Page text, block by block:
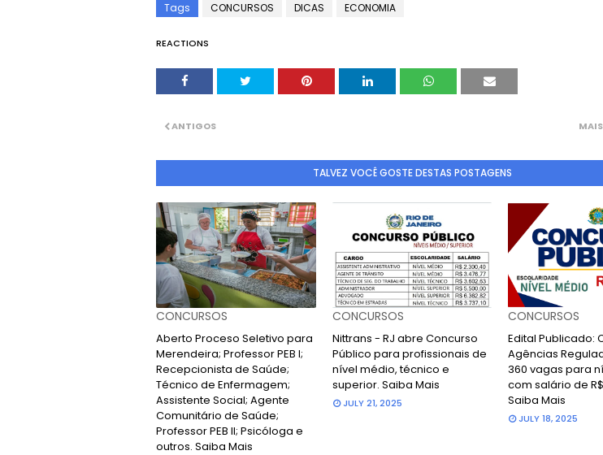
Tags CONCURSOS DICAS ECONOMIA
REACTIONS
ANTIGOS
TALVEZ VOCÊ GOSTE DESTAS POSTAGENS
CONCURSOS
Aberto Proceso Seletivo para
Merendeira; Professor PEB I;
Recepcionista de Saúde;
Técnico de Enfermagem;
Assistente Social; Agente
Comunitário de Saúde;
Professor PEB II; Psicóloga e
outros. Saiba Mais
CONCURSOS
Nittrans - RJ abre Concurso
Público para profissionais de
nível médio, técnico e
superior. Saiba Mais
JULY 21, 2025
CONCURSOS
Edital Publicado:
Agências
360 vagas para
com salário de
Saiba Mais
JULY 18, 2025